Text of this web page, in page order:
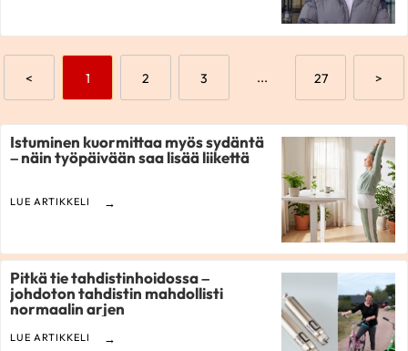
< Aikaisempi sivuMene sivulle
1 Mene sivulle
2 Mene sivulle
3 ... Mene sivulle
27 >
Istuminen kuormittaa myös sydäntä
– näin työpäivään saa lisää liikettä
LUE ARTIKKELI
Pitkä tie tahdistinhoidossa –
johdoton tahdistin mahdollisti
normaalin arjen
LUE ARTIKKELI